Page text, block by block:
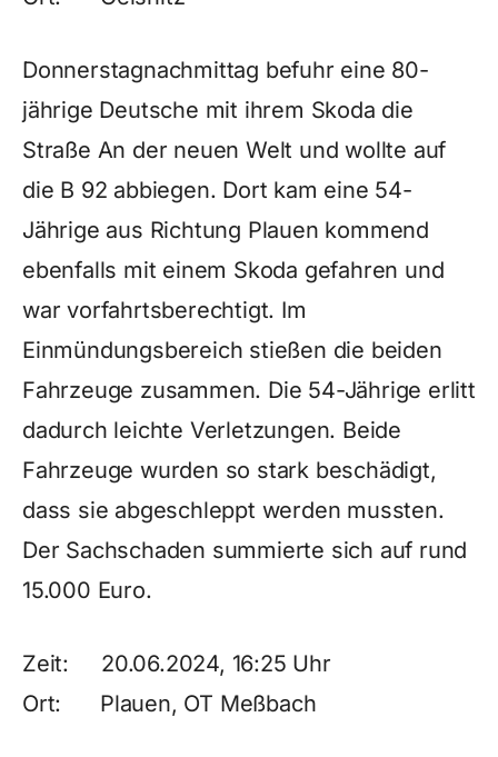
Donnerstagnachmittag befuhr eine 80-
jährige Deutsche mit ihrem Skoda die
Straße An der neuen Welt und wollte auf
die B 92 abbiegen. Dort kam eine 54-
Jährige aus Richtung Plauen kommend
ebenfalls mit einem Skoda gefahren und
war vorfahrtsberechtigt. Im
Einmündungsbereich stießen die beiden
Fahrzeuge zusammen. Die 54-Jährige erlitt
dadurch leichte Verletzungen. Beide
Fahrzeuge wurden so stark beschädigt,
dass sie abgeschleppt werden mussten.
Der Sachschaden summierte sich auf rund
15.000 Euro.
Zeit: 20.06.2024, 16:25 Uhr
Ort: Plauen, OT Meßbach